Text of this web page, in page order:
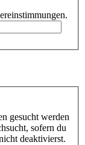
gesucht werden
sofern du
deaktivierst.